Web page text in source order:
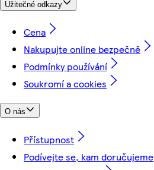
Užitečné odkazy
Cena
Nakupujte online bezpečně
Podmínky používání
Soukromí a cookies
O nás
Přístupnost
Podívejte se, kam doručujeme